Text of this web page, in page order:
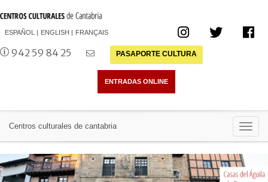
ESPAÑOL ENGLISH FRANÇAIS
942 59 84 25 PASAPORTE CULTURA
Centros culturales de cantabria